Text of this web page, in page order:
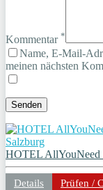
Kommentar *
Name, E-Mail-
meinen nächsten
Salzburg
HOTEL AllYouNeed
Details Prüfen /